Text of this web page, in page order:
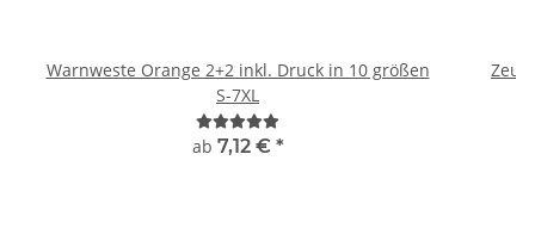
Warnweste Orange 2+2 inkl. Druck in 10 größen
S-7XL
ab 7,12 € *